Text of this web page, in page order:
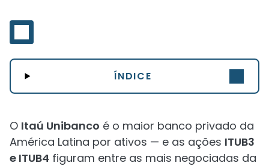
ÍNDICE
O Itaú Unibanco é o maior banco privado da
América Latina por ativos — e as ações ITUB3
e ITUB4 figuram entre as mais negociadas da